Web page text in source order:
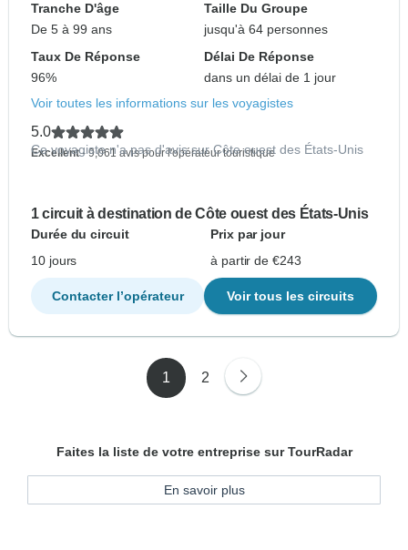
Tranche D'âge
De 5 à 99 ans
Taille Du Groupe
jusqu'à 64 personnes
Taux De Réponse
96%
Délai De Réponse
dans un délai de 1 jour
Voir toutes les informations sur les voyagistes
5.0
Excellent- 9,061 avis pour l'opérateur touristique
Ce voyagiste n'a pas d'avis sur Côte ouest des États-Unis
1 circuit à destination de Côte ouest des États-Unis
Durée du circuit
Prix par jour
10 jours
à partir de €243
Contacter l’opérateur Voir tous les circuits
1 2
Faites la liste de votre entreprise sur TourRadar
En savoir plus